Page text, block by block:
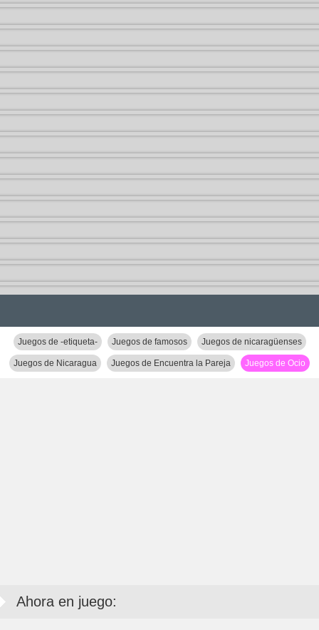
Juegos de -etiqueta- Juegos de famosos Juegos de nicaragüenses
Juegos de Nicaragua Juegos de Encuentra la Pareja Juegos de Ocio
Ahora en juego: